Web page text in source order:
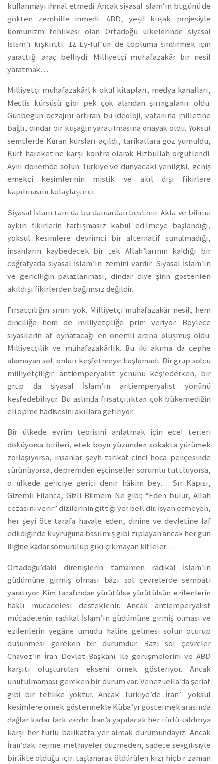
kullanmayı ihmal etmedi. Ancak siyasal İslam’ın bugünü de
gökten zembille inmedi. ABD, yeşil kuşak projesiyle
komünizm tehlikesi olan Ortadoğu ülkelerinde siyasal
İslam’ı kışkırttı. 12 Ey-lül’ün de topluma sindirmek için
yarattığı araç belliydi: Milliyetçi muhafazakâr bir nesil
yaratmak…
Milliyetçi muhafazakârlık okul kitapları, medya kanalları,
Meclis kürsüsü gibi pek çok alandan şırıngalanır oldu.
Günbegün dozajını artıran bu ideoloji, vatanına milletine
bağlı, dindar bir kuşağın yaratılmasına önayak oldu. Yoksul
semtlerde Kuran kursları açıldı, tarikatlara göz yumuldu,
Kürt hareketine karşı kontra olarak Hizbullah örgütlendi.
Aynı dönemde solun Türkiye ve dünyadaki yenilgisi, geniş
emekçi kesimlerinin mistik ve akıl dışı fikirlere
kapılmasını kolaylaştırdı.
Siyasal İslam tam da bu damardan beslenir. Akla ve bilime
aykırı fikirlerin tartışmasız kabul edilmeye başlandığı,
yoksul kesimlere devrimci bir alternatif sunulmadığı,
insanların kaybedecek bir tek Allah’larının kaldığı bir
coğrafyada siyasal İslam’ın zemini vardır. Siyasal İslam’ın
ve gericiliğin palazlanması, dindar diye şirin gösterilen
akıldışı fikirlerden bağımsız değildir.
Fırsatçılığın sınırı yok. Milliyetçi muhafazakâr nesil, hem
dinciliğe hem de milliyetçiliğe prim veriyor. Böylece
siyasilerin at oynatacağı en önemli arena oluşmuş oldu:
Milliyetçilik ve muhafazakârlık. Bu iki akıma da cephe
alamayan sol, onları keşfetmeye başlamadı. Bir grup solcu
milliyetçiliğin antiemperyalist yönünü keşfederken, bir
grup da siyasal İslam’ın antiemperyalist yönünü
keşfedebiliyor. Bu aslında fırsatçılıktan çok bükemediğin
eli öpme hadisesini akıllara getiriyor.
Bir ülkede evrim teorisini anlatmak için ecel terleri
döküyorsa birileri, etek boyu yüzünden sokakta yürümek
zorlaşıyorsa, insanlar şeyh-tarikat-cinci hoca pençesinde
sürünüyorsa, depremden eşcinseller sorumlu tutuluyorsa,
o ülkede gericiye gerici denir hâkim bey… Sır Kapısı,
Gizemli Filanca, Gizli Bilmem Ne gibi; “Eden bulur, Allah
cezasını verir” dizilerinin gittiği yer bellidir. İsyan etmeyen,
her şeyi öte tarafa havale eden, dinine ve devletine laf
edildiğinde kuyruğuna basılmış gibi zıplayan ancak her gün
iliğine kadar sömürülüp gıkı çıkmayan kitleler…
Ortadoğu’daki direnişlerin tamamen radikal İslam’ın
güdümüne girmiş olması bazı sol çevrelerde sempati
yaratıyor. Kim tarafından yürütülse yürütülsün ezilenlerin
haklı mücadelesi desteklenir. Ancak antiemperyalist
mücadelenin radikal İslam’ın güdümüne girmiş olması ve
ezilenlerin yegâne umudu haline gelmesi solun oturup
düşünmesi gereken bir durumdur. Bazı sol çevreler
Chavez’in İran Devlet Başkanı ile görüşmelerini ve ABD
karşıtı oluşturulan ekseni örnek gösteriyor. Ancak
unutulmaması gereken bir durum var. Venezüella’da şeriat
gibi bir tehlike yoktur. Ancak Türkiye’de İran’ı yoksul
kesimlere örnek göstermekle Küba’yı göstermek arasında
dağlar kadar fark vardır. İran’a yapılacak her türlü saldırıya
karşı her türlü barikatta yer almak durumundayız. Ancak
İran’daki rejime methiyeler düzmeden, sadece sevgilisiyle
birlikte olduğu için taşlanarak öldürülen kızı hiçbir zaman